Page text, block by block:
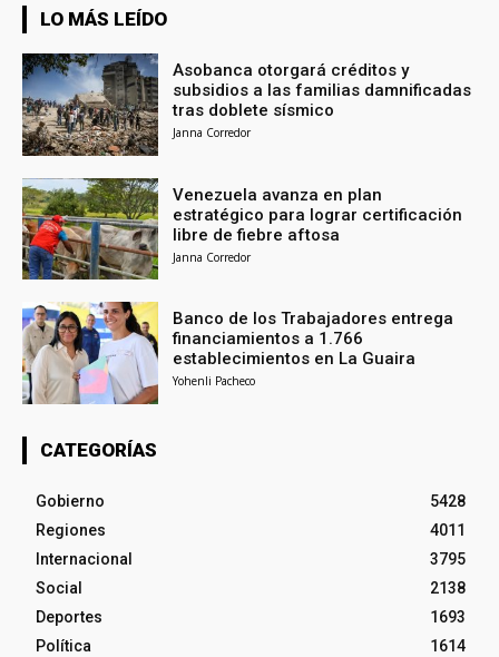
LO MÁS LEÍDO
Asobanca otorgará créditos y
subsidios a las familias damnificadas
tras doblete sísmico
Janna Corredor
Venezuela avanza en plan
estratégico para lograr certificación
libre de fiebre aftosa
Janna Corredor
Banco de los Trabajadores entrega
financiamientos a 1.766
establecimientos en La Guaira
Yohenli Pacheco
CATEGORÍAS
Gobierno
5428
Regiones
4011
Internacional
3795
Social
2138
Deportes
1693
Política
1614